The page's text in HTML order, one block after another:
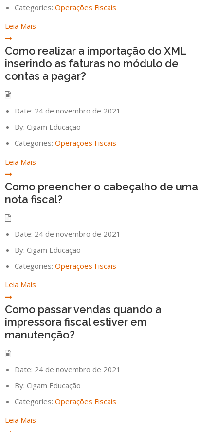
Categories: Operações Fiscais
Leia Mais
Como realizar a importação do XML
inserindo as faturas no módulo de
contas a pagar?
Date: 24 de novembro de 2021
By: Cigam Educação
Categories: Operações Fiscais
Leia Mais
Como preencher o cabeçalho de uma
nota fiscal?
Date: 24 de novembro de 2021
By: Cigam Educação
Categories: Operações Fiscais
Leia Mais
Como passar vendas quando a
impressora fiscal estiver em
manutenção?
Date: 24 de novembro de 2021
By: Cigam Educação
Categories: Operações Fiscais
Leia Mais